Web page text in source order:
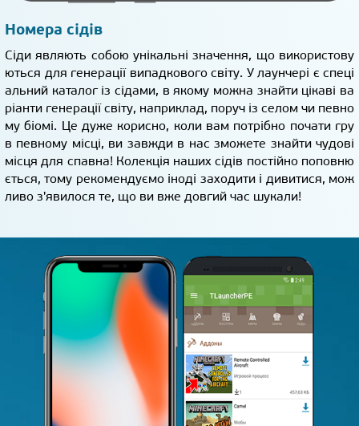
Номера сідів
Сіди являють собою унікальні значення, що використову
ються для генерації випадкового світу. У лаунчері є спеці
альний каталог із сідами, в якому можна знайти цікаві ва
ріанти генерації світу, наприклад, поруч із селом чи певно
му біомі. Це дуже корисно, коли вам потрібно почати гру
в певному місці, ви завжди в нас зможете знайти чудові
місця для спавна! Колекція наших сідів постійно поповню
ється, тому рекомендуємо іноді заходити і дивитися, мож
ливо з'явилося те, що ви вже довгий час шукали!